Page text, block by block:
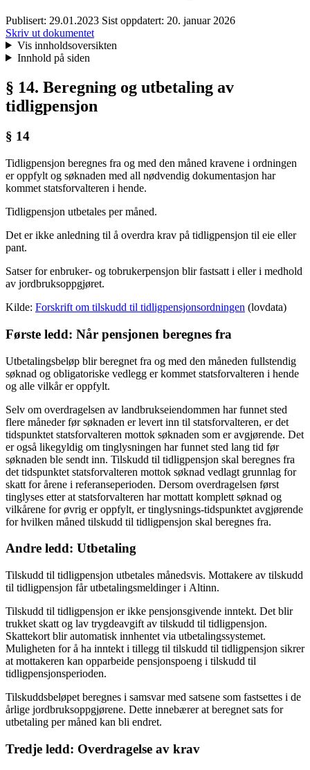
Publisert: 29.01.2023 Sist oppdatert: 20. januar 2026
Skriv ut dokumentet
Vis innholdsoversikten
Innhold på siden
§ 14. Beregning og utbetaling av
tidligpensjon
§ 14
Tidligpensjon beregnes fra og med den måned kravene i ordningen
er oppfylt og søknaden med all nødvendig dokumentasjon har
kommet statsforvalteren i hende.
Tidligpensjon utbetales per måned.
Det er ikke anledning til å overdra krav på tidligpensjon til eie eller
pant.
Satser for enbruker- og tobrukerpensjon blir fastsatt i eller i medhold
av jordbruksoppgjøret.
Kilde: Forskrift om tilskudd til tidligpensjonsordningen (lovdata)
Første ledd: Når pensjonen beregnes fra
Utbetalingsbeløp blir beregnet fra og med den måneden fullstendig
søknad og obligatoriske vedlegg er kommet statsforvalteren i hende
og alle vilkår er oppfylt.
Selv om overdragelsen av landbrukseiendommen har funnet sted
flere måneder før søknaden er levert inn til statsforvalteren, er det
tidspunktet statsforvalteren mottok søknaden som er avgjørende. Det
er også likegyldig om tinglysningen har funnet sted lang tid før
søknaden ble sendt inn. Tilskudd til tidligpensjon skal beregnes fra
det tidspunktet statsforvalteren mottok søknad vedlagt grunnlag for
skatt for årene i referanseperioden. Dersom overdragelsen først
tinglyses etter at statsforvalteren har mottatt komplett søknad og
vilkårene for øvrig er oppfylt, er tinglysnings-tidspunktet avgjørende
for hvilken måned tilskudd til tidligpensjon skal beregnes fra.
Andre ledd: Utbetaling
Tilskudd til tidligpensjon utbetales månedsvis. Mottakere av tilskudd
til tidligpensjon får utbetalingsmeldinger i Altinn.
Tilskudd til tidligpensjon er ikke pensjonsgivende inntekt. Det blir
trukket skatt og lav trygdeavgift av tilskudd til tidligpensjon.
Skattekort blir automatisk innhentet via utbetalingssystemet.
Muligheten for å ha inntekt i tillegg til tilskudd til tidligpensjon sikrer
at mottakeren kan opparbeide pensjonspoeng i tilskudd til
tidligpensjonsperioden.
Tilskuddsbeløpet beregnes i samsvar med satsene som fastsettes i de
årlige jordbruksoppgjørene. Dette innebærer at beregnet sats for
utbetaling per måned kan bli endret.
Tredje ledd: Overdragelse av krav